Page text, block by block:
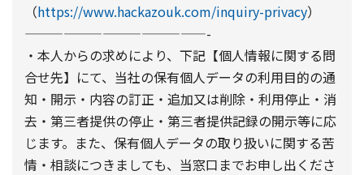
（https://www.hackazouk.com/inquiry-privacy）
——————————————-
・本人からの求めにより、下記【個人情報に関する問
合せ先】にて、当社の保有個人データの利用目的の通
知・開示・内容の訂正・追加又は削除・利用停止・消
去・第三者提供の停止・第三者提供記録の開示等に応
じます。また、保有個人データの取り扱いに関する苦
情・相談につきましても、当窓口までお申し出くださ